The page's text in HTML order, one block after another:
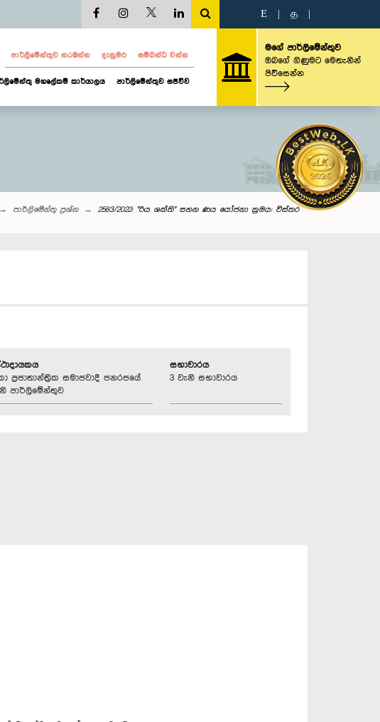
E த
පාර්ලි‌මේන්තුව නරඹන්න දැනුමට සම්බන්ධ වන්න
මහලේකම් කාර්යාලය පාර්ලිමේන්තුව සජීවීව
මගේ පාර්ලිමේන්තුව
ඔබගේ ගිණුමට මෙතැනින්
පිවිසෙන්න
පාර්ලි‌මේන්තු‌ ප්‍රශ්න 2583/2022: "රිය ශක්ති" සහන ණය යෝජනා ක්‍රමය: විස්තර
ප්‍රජාතාන්ත්‍රික සමාජවාදී ජනරජයේ
පාර්ලිමේන්තුව
සභාවාරය
3 වැනි සභාවාරය